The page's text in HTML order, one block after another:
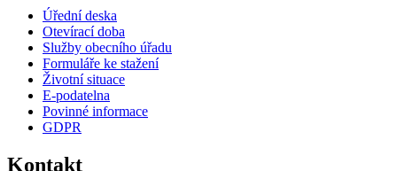
Úřední deska
Otevírací doba
Služby obecního úřadu
Formuláře ke stažení
Životní situace
E-podatelna
Povinné informace
GDPR
Kontakt